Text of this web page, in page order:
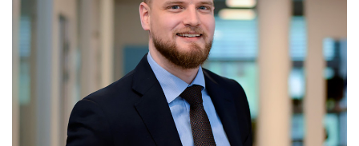
skyldighet
lämna
om